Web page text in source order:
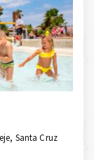
Santa Cruz